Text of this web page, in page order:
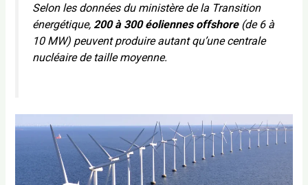
Selon les données du ministère de la Transition
énergétique,200 à 300 éoliennes offshore(de 6 à
10 MW) peuvent produire autant qu’une centrale
nucléaire de taille moyenne.